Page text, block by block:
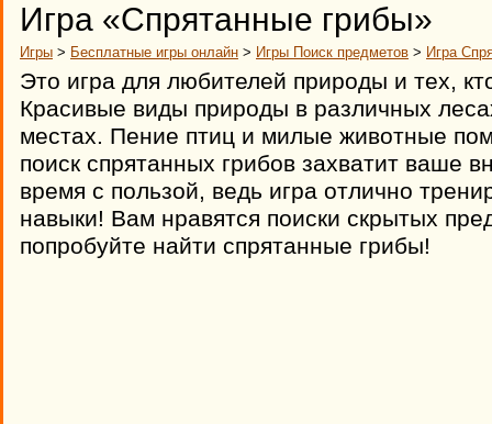
Игра «Спрятанные грибы»
Игры > Бесплатные игры онлайн > Игры Поиск предметов > Игра
Это игра для любителей природы и тех,
Красивые виды природы в различных
местах. Пение птиц и милые животные
поиск спрятанных грибов захватит ваше
время с пользой, ведь игра отлично
навыки! Вам нравятся поиски скрытых
попробуйте найти спрятанные грибы!